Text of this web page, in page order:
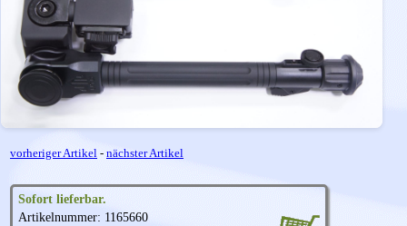
vorheriger Artikel - nächster Artikel
Sofort lieferbar.
Artikelnummer: 1165660